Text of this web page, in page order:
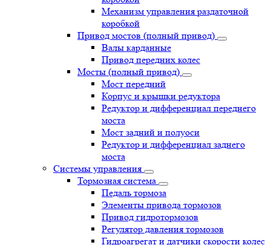
Механизм управления раздаточной
коробкой
Привод мостов (полный привод)
Валы карданные
Привод передних колес
Мосты (полный привод)
Мост передний
Корпус и крышки редуктора
Редуктор и дифференциал переднего
моста
Мост задний и полуоси
Редуктор и дифференциал заднего
моста
Системы управления
Тормозная система
Педаль тормоза
Элементы привода тормозов
Привод гидротормозов
Регулятор давления тормозов
Гидроагрегат и датчики скорости колес